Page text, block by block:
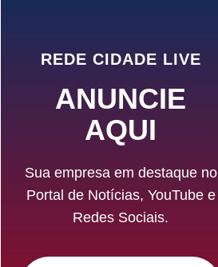
REDE CIDADE LIVE
ANUNCIE
AQUI
Sua empresa em destaque no
Portal de Notícias, YouTube e
Redes Sociais.